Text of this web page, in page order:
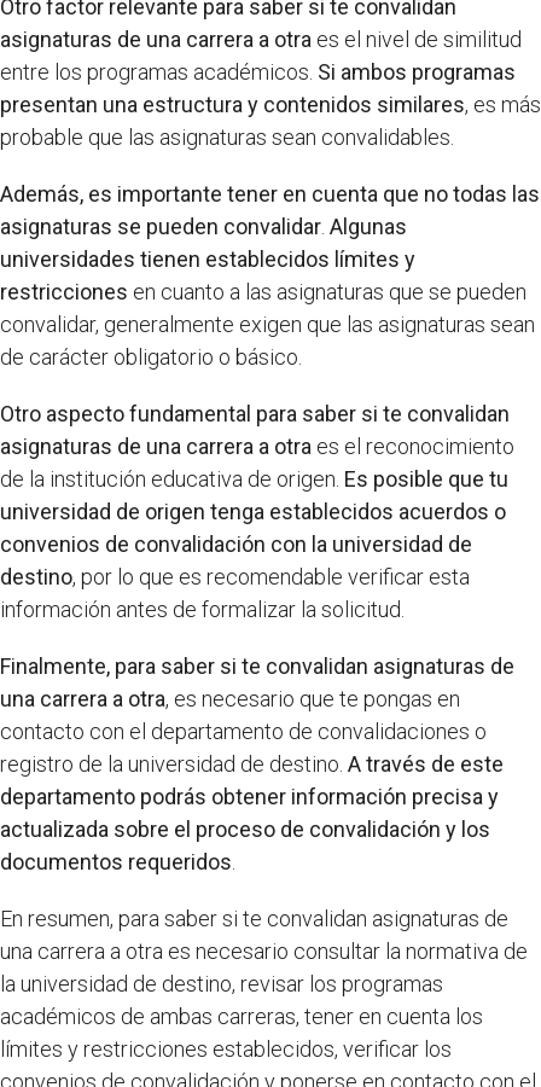
Otro factor relevante para saber si te convalidan
asignaturas de una carrera a otra es el nivel de similitud
entre los programas académicos. Si ambos programas
presentan una estructura y contenidos similares, es más
probable que las asignaturas sean convalidables.
Además, es importante tener en cuenta que no todas las
asignaturas se pueden convalidar. Algunas
universidades tienen establecidos límites y
restricciones en cuanto a las asignaturas que se pueden
convalidar, generalmente exigen que las asignaturas sean
de carácter obligatorio o básico.
Otro aspecto fundamental para saber si te convalidan
asignaturas de una carrera a otra es el reconocimiento
de la institución educativa de origen. Es posible que tu
universidad de origen tenga establecidos acuerdos o
convenios de convalidación con la universidad de
destino, por lo que es recomendable verificar esta
información antes de formalizar la solicitud.
Finalmente, para saber si te convalidan asignaturas de
una carrera a otra, es necesario que te pongas en
contacto con el departamento de convalidaciones o
registro de la universidad de destino. A través de este
departamento podrás obtener información precisa y
actualizada sobre el proceso de convalidación y los
documentos requeridos.
En resumen, para saber si te convalidan asignaturas de
una carrera a otra es necesario consultar la normativa de
la universidad de destino, revisar los programas
académicos de ambas carreras, tener en cuenta los
límites y restricciones establecidos, verificar los